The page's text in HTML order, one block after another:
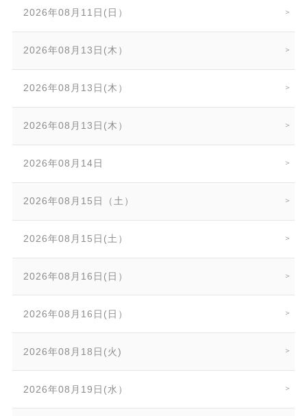
2026年08月11日(日）
2026年08月13日(木）
2026年08月13日(木）
2026年08月13日(木）
2026年08月14日
2026年08月15日（土）
2026年08月15日(土）
2026年08月16日(日）
2026年08月16日(日）
2026年08月18日(火)
2026年08月19日(水）